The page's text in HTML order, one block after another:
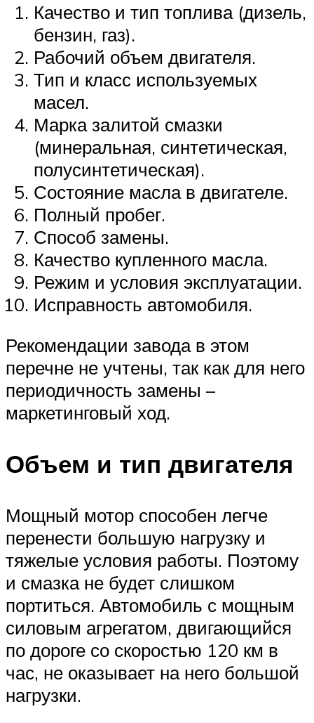
Качество и тип топлива (дизель,
бензин, газ).
Рабочий объем двигателя.
Тип и класс используемых
масел.
Марка залитой смазки
(минеральная, синтетическая,
полусинтетическая).
Состояние масла в двигателе.
Полный пробег.
Способ замены.
Качество купленного масла.
Режим и условия эксплуатации.
Исправность автомобиля.
Рекомендации завода в этом
перечне не учтены, так как для него
периодичность замены –
маркетинговый ход.
Объем и тип двигателя
Мощный мотор способен легче
перенести большую нагрузку и
тяжелые условия работы. Поэтому
и смазка не будет слишком
портиться. Автомобиль с мощным
силовым агрегатом, двигающийся
по дороге со скоростью 120 км в
час, не оказывает на него большой
нагрузки.